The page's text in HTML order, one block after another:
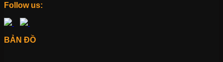
Follow us:
BẢN ĐỒ